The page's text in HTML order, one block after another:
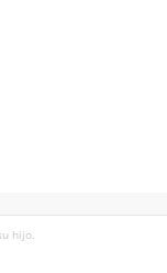
hijo.